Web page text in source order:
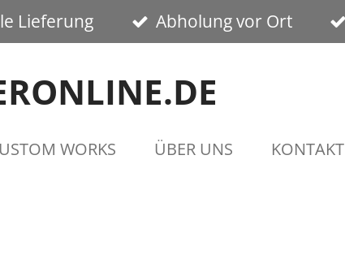
Lieferung Abholung vor Ort
WORKS ÜBER UNS KONTAKT